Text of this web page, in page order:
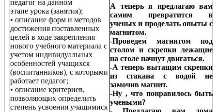
педагог на данном
этапе урока (занятия);
• описание форм и методов
достижения поставленных
целей в ходе закрепления
нового учебного материала с
учетом индивидуальных
особенностей учащихся
(воспитанников), с которыми
работает педагог;
• описание критериев,
позволяющих определить
степень усвоения учащимися
А теперь я предлагаю вам
самим превратится в
ученых и проделать опыты с
магнитом.
-Проведем магнитом под
столом и скрепки лежащие
на столе начнут двигаться.
-А теперь вытащим скрепки
из стакана с водой не
замочив магнит.
-Ну , что понравилось быть
учеными?